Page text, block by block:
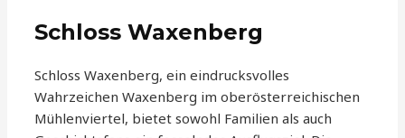
Schloss Waxenberg
Schloss Waxenberg, ein eindrucksvolles
Wahrzeichen Waxenberg im oberösterreichischen
Mühlenviertel, bietet sowohl Familien als auch